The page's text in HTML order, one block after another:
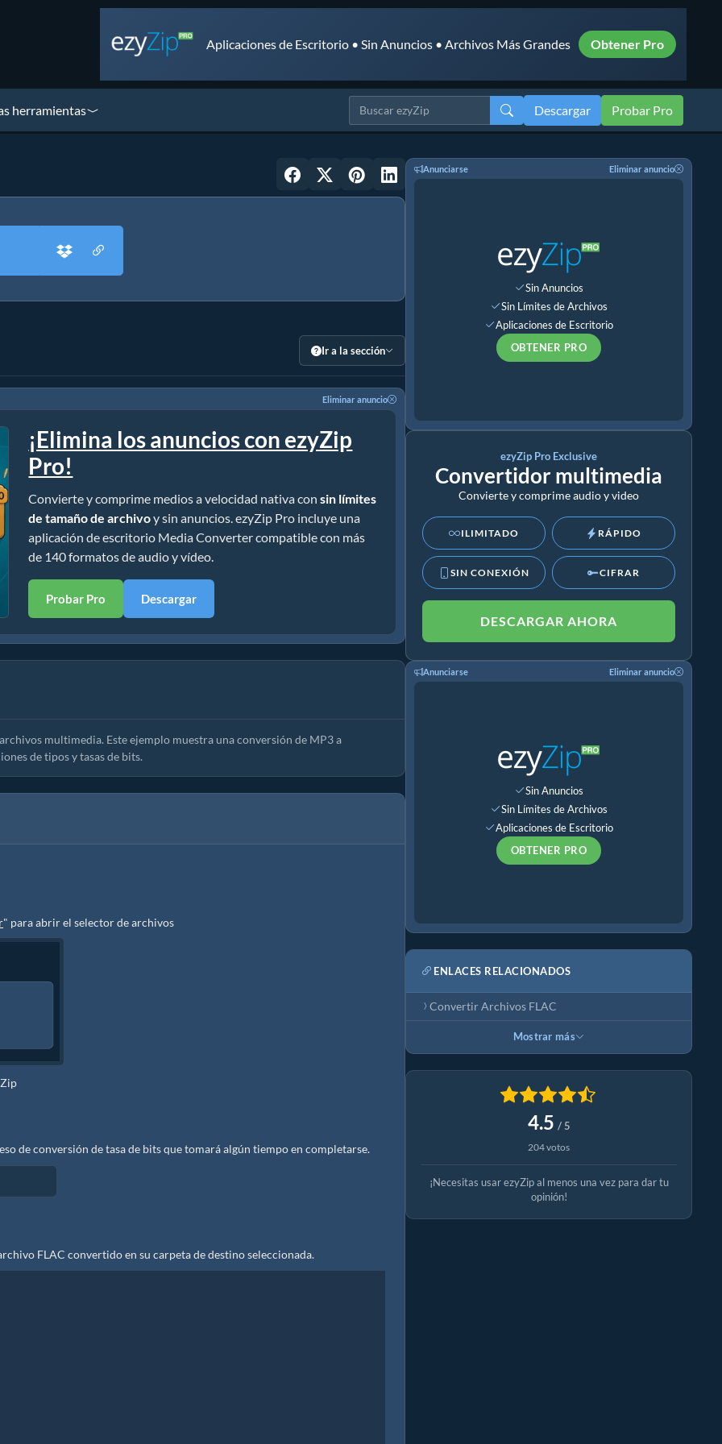
Aplicaciones de Escritorio • Sin Anuncios • Archivos Más Grandes Obtener Pro
herramientas Descargar Probar Pro
Ir a la sección
Eliminar anuncio
¡Elimina los anuncios con ezyZip
Pro!
Convierte y comprime medios a velocidad nativa consin límites
de tamaño de archivoy sin anuncios. ezyZip Pro incluye una
aplicación de escritorio Media Converter compatible con más
de 140 formatos de audio y vídeo.
Probar Pro Descargar
multimedia. Este ejemplo muestra una conversión de MP3 a
de tipos y tasas de bits.
" para abrir el selector de archivos
de conversión de tasa de bits que tomará algún tiempo en completarse.
FLAC convertido en su carpeta de destino seleccionada.
Anunciarse Eliminar anuncio
Sin Anuncios
Sin Límites de Archivos
Aplicaciones de Escritorio
OBTENER PRO
ezyZip Pro Exclusive
Convertidor multimedia
Convierte y comprime audio y video
ILIMITADO RÁPIDO
SIN CONEXIÓN CIFRAR
DESCARGAR AHORA
Anunciarse Eliminar anuncio
Sin Anuncios
Sin Límites de Archivos
Aplicaciones de Escritorio
OBTENER PRO
ENLACES RELACIONADOS
Convertir Archivos FLAC
Mostrar más
4.5 / 5
204 votos
¡Necesitas usar ezyZip al menos una vez para dar tu
opinión!